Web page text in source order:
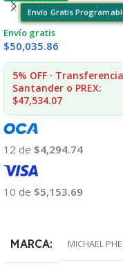
Envío Gratis
Envío gratis
$50,035.86
5% OFF · Transferencia
Santander o PREX:
$47,534.07
12 de $4,294.74
10 de $5,153.69
MARCA MICHAEL